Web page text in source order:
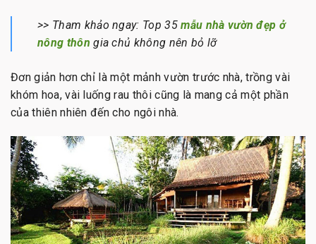
>> Tham khảo ngay: Top 35mẫu nhà vườn đẹp ở
nông thôn gia chủ không nên bỏ lỡ
Đơn giản hơn chỉ là một mảnh vườn trước nhà, trồng vài
khóm hoa, vài luống rau thôi cũng là mang cả một phần
của thiên nhiên đến cho ngôi nhà.